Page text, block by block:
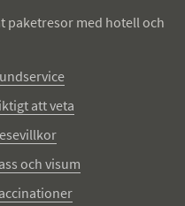
paketresor med hotell och
att veta
och visum